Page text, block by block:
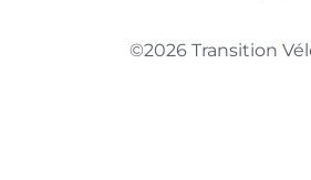
©2026 Transition